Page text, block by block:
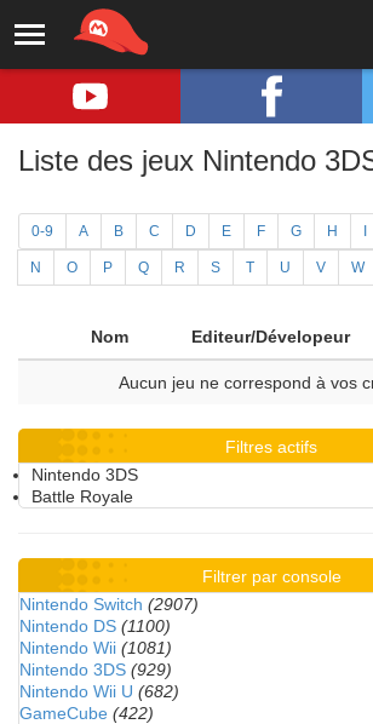
Liste des jeux Nintendo
0-9 A B C D E F G H
N O P Q R S T U V W
Nom Editeur/Dévelopeur
Aucun jeu ne correspond à vos
Filtres actifs
Nintendo 3DS
Battle Royale
Filtrer par console
Nintendo Switch (2907)
Nintendo DS (1100)
Nintendo Wii (1081)
Nintendo 3DS (929)
Nintendo Wii U (682)
GameCube (422)